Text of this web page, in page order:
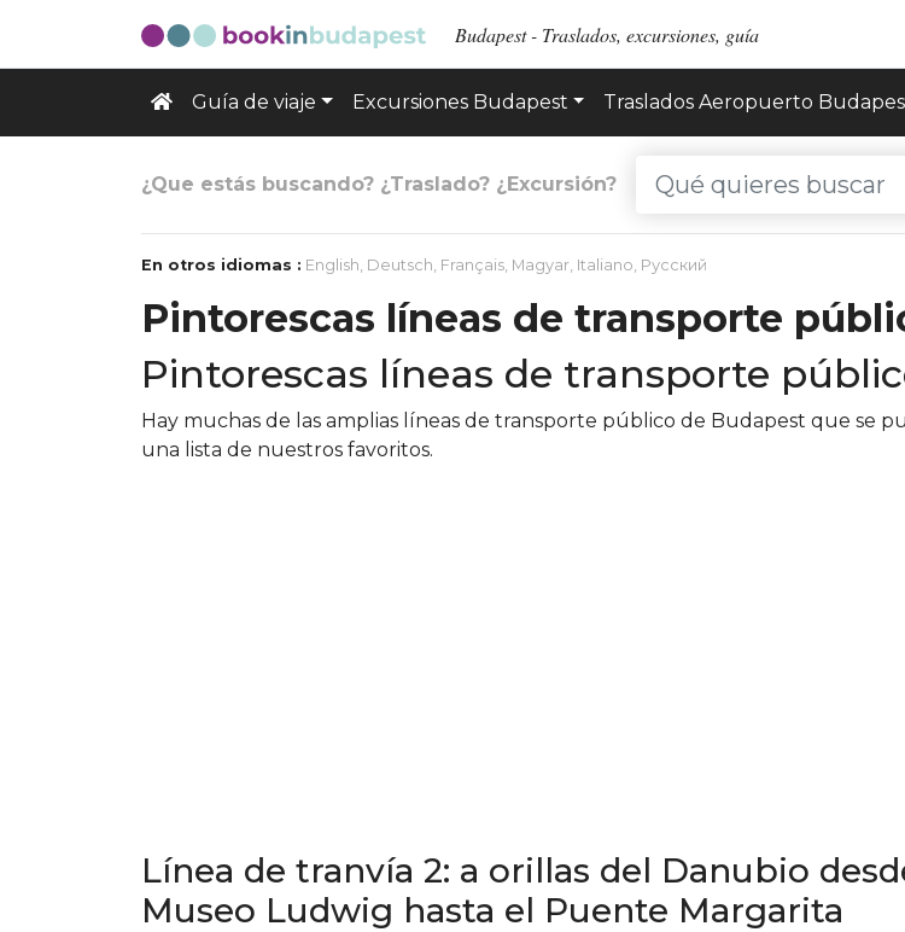
Budapest - Traslados, excursiones, guía
Guía de viaje Excursiones Budapest Traslados Aeropuerto
¿Que estás buscando? ¿Traslado? ¿Excursión?
En otros idiomas : English, Deutsch, Français, Magyar, Italiano, Русский
Pintorescas líneas de transporte
Pintorescas líneas de transporte
Hay muchas de las amplias líneas de transporte público de Budapest que se
una lista de nuestros favoritos.
Línea de tranvía 2: a orillas del Danubio
Museo Ludwig hasta el Puente Margarita